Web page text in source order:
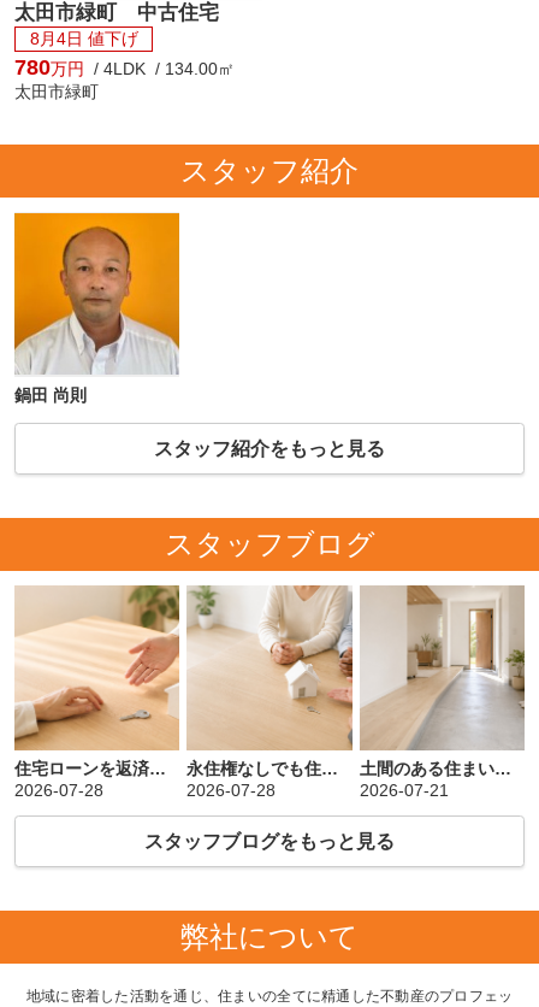
太田市緑町 中古住宅
8月4日 値下げ
780万円
/ 4LDK / 134.00㎡
太田市緑町
スタッフ紹介
鍋田 尚則
スタッフ紹介をもっと見る
スタッフブログ
住宅ローンを返済できないとどうなる？救済措置やNG行動も解説
2026-07-28
永住権なしでも住宅ローンは組める？審査のポイントや方法も解説
2026-07-28
土間のある住まいへリノベーション！メリットや費用相場と注意点も解説
2026-07-21
スタッフブログをもっと見る
弊社について
地域に密着した活動を通じ、住まいの全てに精通した不動産のプロフェッ